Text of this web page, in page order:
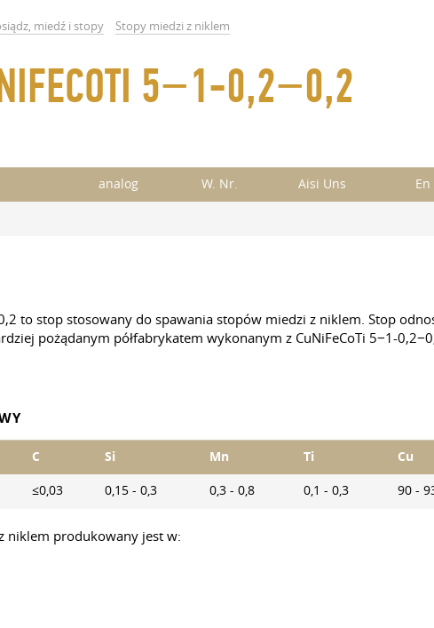
miedź i stopy Stopy miedzi z niklem
5−1-0,2−0,2
analog W. Nr. Aisi Uns En
to stop stosowany do spawania stopów miedzi z niklem. Stop
pożądanym półfabrykatem wykonanym z CuNiFeCoTi 5−1-
C Si Mn Ti Cu
≤0,03 0,15 - 0,3 0,3 - 0,8 0,1 - 0,3 90 -
niklem produkowany jest w: